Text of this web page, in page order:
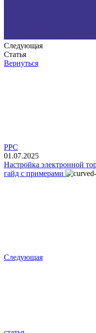
Следующая
Статья
Вернуться
PPC
01.07.2025
Настройка электронной
гайд с примерами
Следующая